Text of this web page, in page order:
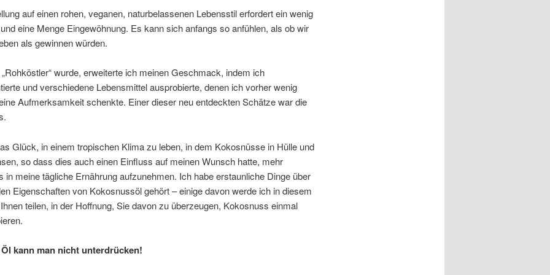
auf einen rohen, veganen, naturbelassenen Lebensstil erfordert ein wenig
eine Menge Eingewöhnung. Es kann sich anfangs so anfühlen, als ob wir
als gewinnen würden.
wurde, erweiterte ich meinen Geschmack, indem ich
und verschiedene Lebensmittel ausprobierte, denen ich vorher wenig
Aufmerksamkeit schenkte. Einer dieser neu entdeckten Schätze war die
Glück, in einem tropischen Klima zu leben, in dem Kokosnüsse in Hülle und
so dass dies auch einen Einfluss auf meinen Wunsch hatte, mehr
in meine tägliche Ernährung aufzunehmen. Ich habe erstaunliche Dinge über
Eigenschaften von Kokosnussöl gehört – einige davon werde ich in diesem
teilen, in der Hoffnung, Sie davon zu überzeugen, Kokosnuss einmal
kann man nicht unterdrücken!